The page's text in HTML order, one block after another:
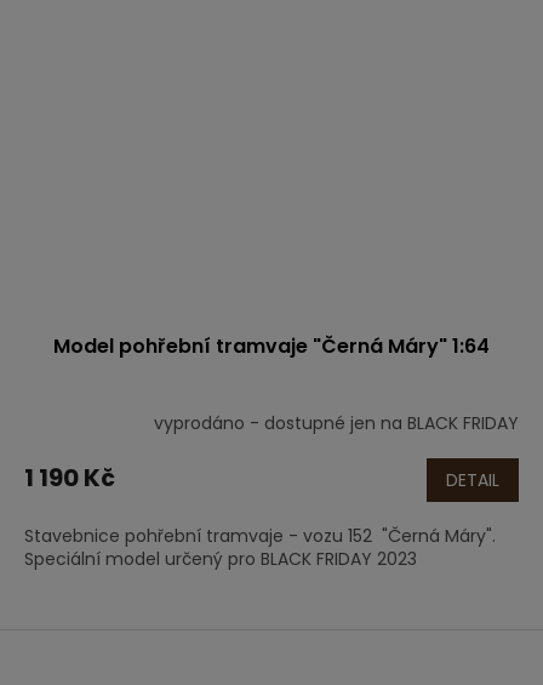
Model pohřební tramvaje "Černá Máry" 1:64
vyprodáno - dostupné jen na BLACK FRIDAY
1 190 Kč DETAIL
Stavebnice pohřební tramvaje - vozu 152 "Černá Máry".
Speciální model určený pro BLACK FRIDAY 2023